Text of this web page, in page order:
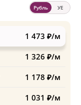
Рубль УЕ
1 473 ₽/м
1 326 ₽/м
1 178 ₽/м
1 031 ₽/м